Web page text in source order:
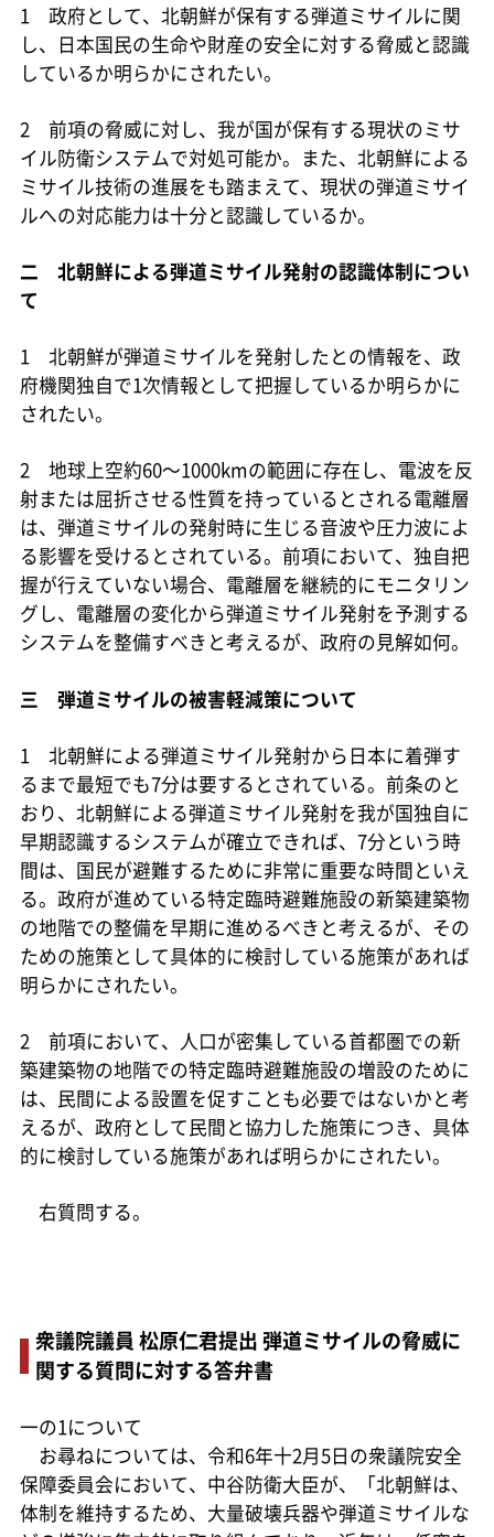
1 政府として、北朝鮮が保有する弾道ミサイルに関
し、日本国民の生命や財産の安全に対する脅威と認識
しているか明らかにされたい。
2 前項の脅威に対し、我が国が保有する現状のミサ
イル防衛システムで対処可能か。また、北朝鮮による
ミサイル技術の進展をも踏まえて、現状の弾道ミサイ
ルへの対応能力は十分と認識しているか。
二 北朝鮮による弾道ミサイル発射の認識体制につい
て
1 北朝鮮が弾道ミサイルを発射したとの情報を、政
府機関独自で1次情報として把握しているか明らかに
されたい。
2 地球上空約60～1000kmの範囲に存在し、電波を反
射または屈折させる性質を持っているとされる電離層
は、弾道ミサイルの発射時に生じる音波や圧力波によ
る影響を受けるとされている。前項において、独自把
握が行えていない場合、電離層を継続的にモニタリン
グし、電離層の変化から弾道ミサイル発射を予測する
システムを整備すべきと考えるが、政府の見解如何。
三 弾道ミサイルの被害軽減策について
1 北朝鮮による弾道ミサイル発射から日本に着弾す
るまで最短でも7分は要するとされている。前条のと
おり、北朝鮮による弾道ミサイル発射を我が国独自に
早期認識するシステムが確立できれば、7分という時
間は、国民が避難するために非常に重要な時間といえ
る。政府が進めている特定臨時避難施設の新築建築物
の地階での整備を早期に進めるべきと考えるが、その
ための施策として具体的に検討している施策があれば
明らかにされたい。
2 前項において、人口が密集している首都圏での新
築建築物の地階での特定臨時避難施設の増設のために
は、民間による設置を促すことも必要ではないかと考
えるが、政府として民間と協力した施策につき、具体
的に検討している施策があれば明らかにされたい。
右質問する。
衆議院議員 松原仁君提出 弾道ミサイルの脅威に
関する質問に対する答弁書
一の1について
お尋ねについては、令和6年十2月5日の衆議院安全
保障委員会において、中谷防衛大臣が、「北朝鮮は、
体制を維持するため、大量破壊兵器や弾道ミサイルな